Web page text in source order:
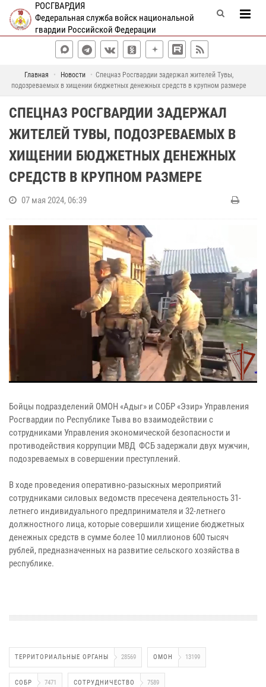
РОСГВАРДИЯ
Федеральная служба войск национальной
гвардии Российской Федерации
Главная Новости
Спецназ Росгвардии задержал жителей Тувы,
подозреваемых в хищении бюджетных денежных средств в крупном размере
СПЕЦНАЗ РОСГВАРДИИ ЗАДЕРЖАЛ
ЖИТЕЛЕЙ ТУВЫ, ПОДОЗРЕВАЕМЫХ В
ХИЩЕНИИ БЮДЖЕТНЫХ ДЕНЕЖНЫХ
СРЕДСТВ В КРУПНОМ РАЗМЕРЕ
07 мая 2024, 06:39
Бойцы подразделений ОМОН «Адыг» и СОБР «Эзир» Управления
Росгвардии по Республике Тыва во взаимодействии с
сотрудниками Управления экономической безопасности и
противодействия коррупции МВД ФСБ задержали двух мужчин,
подозреваемых в совершении преступлений.
В ходе проведения оперативно-разыскных мероприятий
сотрудниками силовых ведомств пресечена деятельность 31-
летнего индивидуального предпринимателя и 32-летнего
должностного лица, которые совершили хищение бюджетных
денежных средств в сумме более 10 миллионов 600 тысяч
рублей, предназначенных на развитие сельского хозяйства в
республике.
ТЕРРИТОРИАЛЬНЫЕ ОРГАНЫ 28569 ОМОН 13199
СОБР 7471 СОТРУДНИЧЕСТВО 7589